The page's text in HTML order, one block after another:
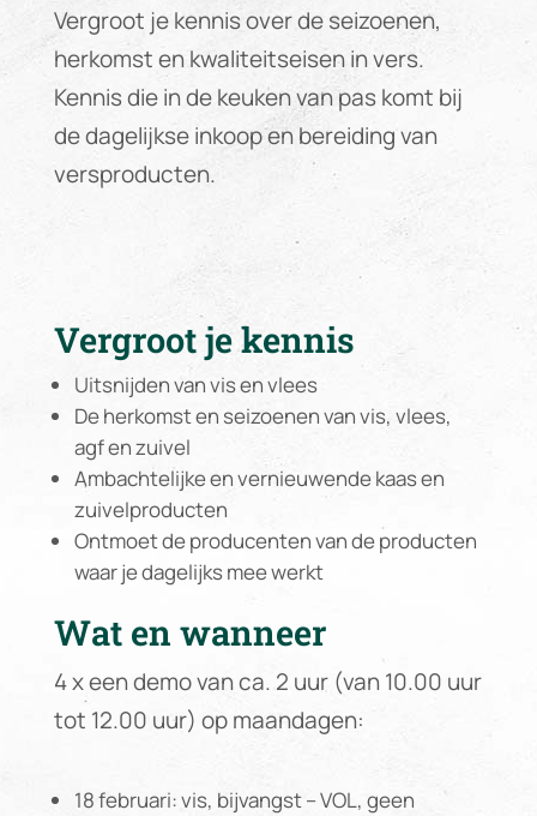
Vergroot je kennis over de seizoenen,
herkomst en kwaliteitseisen in vers.
Kennis die in de keuken van pas komt bij
de dagelijkse inkoop en bereiding van
versproducten.
Vergroot je kennis
Uitsnijden van vis en vlees
De herkomst en seizoenen van vis, vlees,
agf en zuivel
Ambachtelijke en vernieuwende kaas en
zuivelproducten
Ontmoet de producenten van de producten
waar je dagelijks mee werkt
Wat en wanneer
4 x een demo van ca. 2 uur (van 10.00 uur
tot 12.00 uur) op maandagen:
18 februari: vis, bijvangst – VOL, geen